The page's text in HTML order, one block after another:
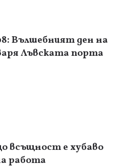
Вълшебният ден на
Лъвската порта
всъщност е хубаво
работа